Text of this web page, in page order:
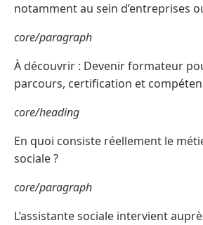
notamment au sein d’entreprises
core/paragraph
À découvrir : Devenir formateur
parcours, certification et
core/heading
En quoi consiste réellement le
sociale ?
core/paragraph
L’assistante sociale intervient